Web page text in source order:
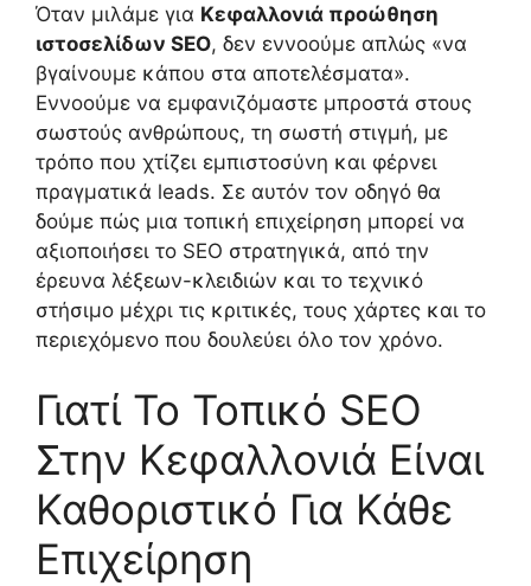
Όταν μιλάμε για Κεφαλλονιά προώθηση
ιστοσελίδων SEO, δεν εννοούμε απλώς «να
βγαίνουμε κάπου στα αποτελέσματα».
Εννοούμε να εμφανιζόμαστε μπροστά στους
σωστούς ανθρώπους, τη σωστή στιγμή, με
τρόπο που χτίζει εμπιστοσύνη και φέρνει
πραγματικά leads. Σε αυτόν τον οδηγό θα
δούμε πώς μια τοπική επιχείρηση μπορεί να
αξιοποιήσει το SEO στρατηγικά, από την
έρευνα λέξεων-κλειδιών και το τεχνικό
στήσιμο μέχρι τις κριτικές, τους χάρτες και το
περιεχόμενο που δουλεύει όλο τον χρόνο.
Γιατί Το Τοπικό SEO
Στην Κεφαλλονιά Είναι
Καθοριστικό Για Κάθε
Επιχείρηση